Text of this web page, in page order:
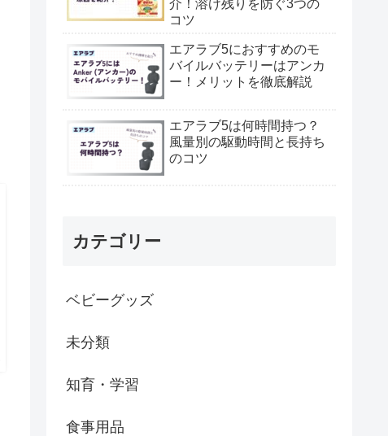
介！溶け残りを防ぐ3つの
コツ
エアラブ5におすすめのモ
バイルバッテリーはアンカ
ー！メリットを徹底解説
エアラブ5は何時間持つ？
風量別の駆動時間と長持ち
のコツ
カテゴリー
ベビーグッズ
未分類
知育・学習
食事用品